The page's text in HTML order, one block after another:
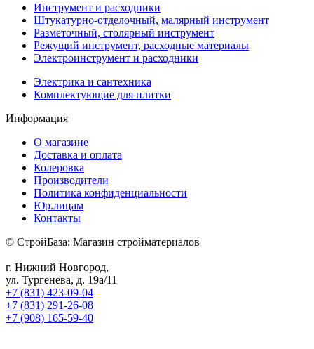
Инструмент и расходники
Штукатурно-отделочный, малярный инструмент
Разметочный, столярный инструмент
Режущий инструмент, расходные материалы
Электроинструмент и расходники
Электрика и сантехника
Комплектующие для плитки
Информация
О магазине
Доставка и оплата
Колеровка
Производители
Политика конфиденциальности
Юр.лицам
Контакты
© СтройБаза: Магазин стройматериалов
г. Нижний Новгород,
ул. Тургенева, д. 19а/11
+7 (831) 423-09-04
+7 (831) 291-26-08
+7 (908) 165-59-40